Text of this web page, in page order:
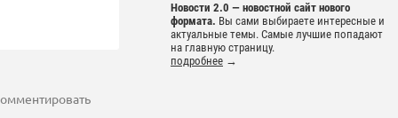
Новости 2.0 — новостной сайт нового
формата. Вы сами выбираете интересные и
актуальные темы. Самые лучшие попадают
на главную страницу.
подробнее →